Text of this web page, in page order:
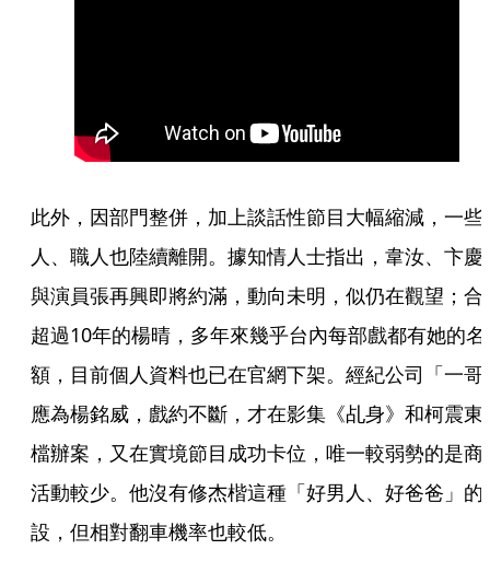
此外，因部門整併，加上談話性節目大幅縮減，一些
人、職人也陸續離開。據知情人士指出，韋汝、卞慶
與演員張再興即將約滿，動向未明，似仍在觀望；合
超過10年的楊晴，多年來幾乎台內每部戲都有她的名
額，目前個人資料也已在官網下架。經紀公司「一哥
應為楊銘威，戲約不斷，才在影集《乩身》和柯震東
檔辦案，又在實境節目成功卡位，唯一較弱勢的是商
活動較少。他沒有修杰楷這種「好男人、好爸爸」的
設，但相對翻車機率也較低。